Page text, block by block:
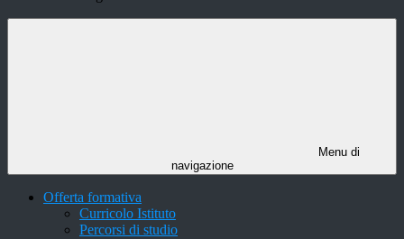
Menu di
navigazione
Offerta formativa
Curricolo Istituto
Percorsi di studio